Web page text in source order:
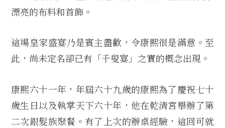
漂亮的布料和首飾。
這場皇家盛宴乃是賓主盡歡，令康熙很是滿意。至
此，尚未定名卻已有「千叟宴」之實的概念出現。
康熙六十一年，年屆六十九歲的康熙為了慶祝七十
歲生日以及執掌天下六十年，他在乾清宮舉辦了第
二次銀髮族聚餐。有了上次的辦桌經驗，這回可就